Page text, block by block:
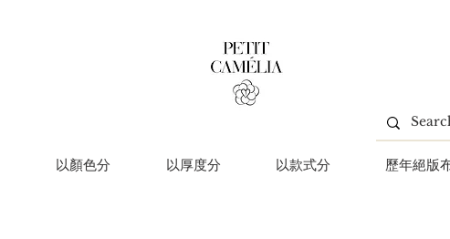
以顏色分 以厚度分 以款式分 歷年絕版